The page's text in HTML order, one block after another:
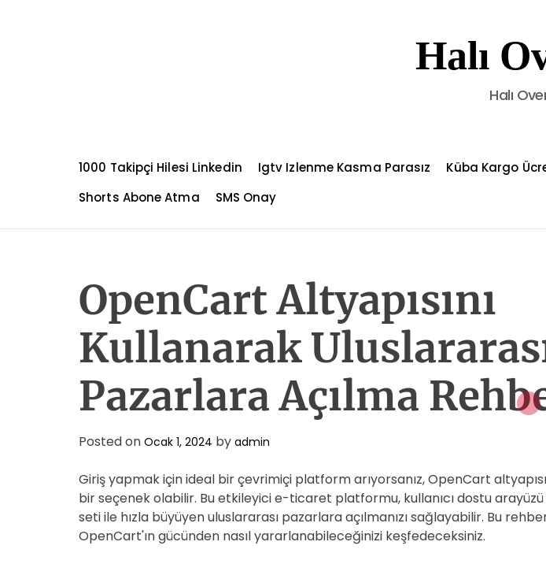
t
Halı
Halı
1000 Takipçi Hilesi Linkedin Igtv Izlenme Kasma Parasız Küba Kargo
Shorts Abone Atma
SMS Onay
OpenCart Altyapısını
Kullanarak
Pazarlara Açılma
Posted on Ocak 1, 2024 by admin
Giriş yapmak için ideal bir çevrimiçi platform arıyorsanız, OpenCart
bir seçenek olabilir. Bu etkileyici e-ticaret platformu, kullanıcı dostu
seti ile hızla büyüyen uluslararası pazarlara açılmanızı sağlayabilir. Bu
OpenCart'ın gücünden nasıl yararlanabileceğinizi keşfedeceksiniz.